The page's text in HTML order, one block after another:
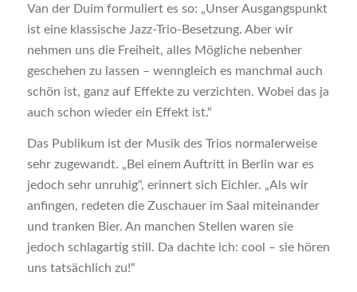
Van der Duim formuliert es so: „Unser Ausgangspunkt
ist eine klassische Jazz-Trio-Besetzung. Aber wir
nehmen uns die Freiheit, alles Mögliche nebenher
geschehen zu lassen – wenngleich es manchmal auch
schön ist, ganz auf Effekte zu verzichten. Wobei das ja
auch schon wieder ein Effekt ist.“
Das Publikum ist der Musik des Trios normalerweise
sehr zugewandt. „Bei einem Auftritt in Berlin war es
jedoch sehr unruhig“, erinnert sich Eichler. „Als wir
anfingen, redeten die Zuschauer im Saal miteinander
und tranken Bier. An manchen Stellen waren sie
jedoch schlagartig still. Da dachte ich: cool – sie hören
uns tatsächlich zu!“